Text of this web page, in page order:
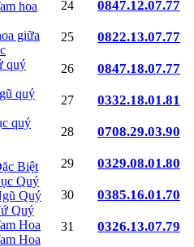
hoa
giữa
quý
quý
quý
Biệt
Quý
Quý
Quý
Hoa
Hoa
24
0847.12.07.77
25
0822.13.07.77
26
0847.18.07.77
27
0332.18.01.81
28
0708.29.03.90
29
0329.08.01.80
30
0385.16.01.70
31
0326.13.07.79